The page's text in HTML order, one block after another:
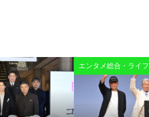
エンタメ総合・ライフ